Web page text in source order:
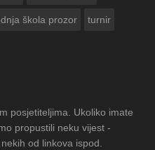
škola prozor turnir
posjetiteljima. Ukoliko imate
propustili neku vijest -
od linkova ispod.